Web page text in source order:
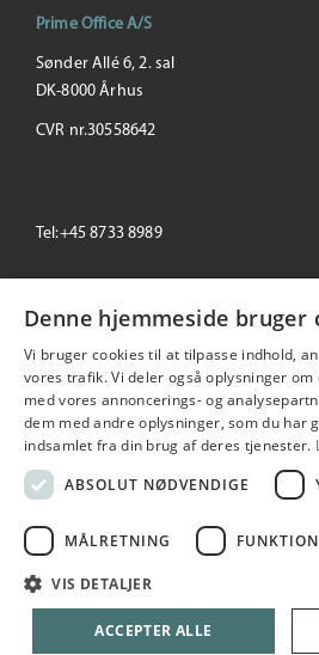
Prime Office A/S
Sønder Allé 6, 2. sal
DK-8000 Århus
CVR nr.30558642
Tel:+45 8733 8989
Prime Office
Seneste
+/-
196,00
0.51 %
Copyright © 2026 Prime Office A/
Udarbejdet i
Denne hjemmeside bruger
Vi bruger cookies til at tilpasse indhold,
vores trafik. Vi deler også oplysninger
med vores annoncerings- og
dem med andre oplysninger, som du har
indsamlet fra din brug af deres tjenester.
ABSOLUT NØDVENDIGE
MÅLRETNING
VIS DETALJER
ACCEPTER ALLE